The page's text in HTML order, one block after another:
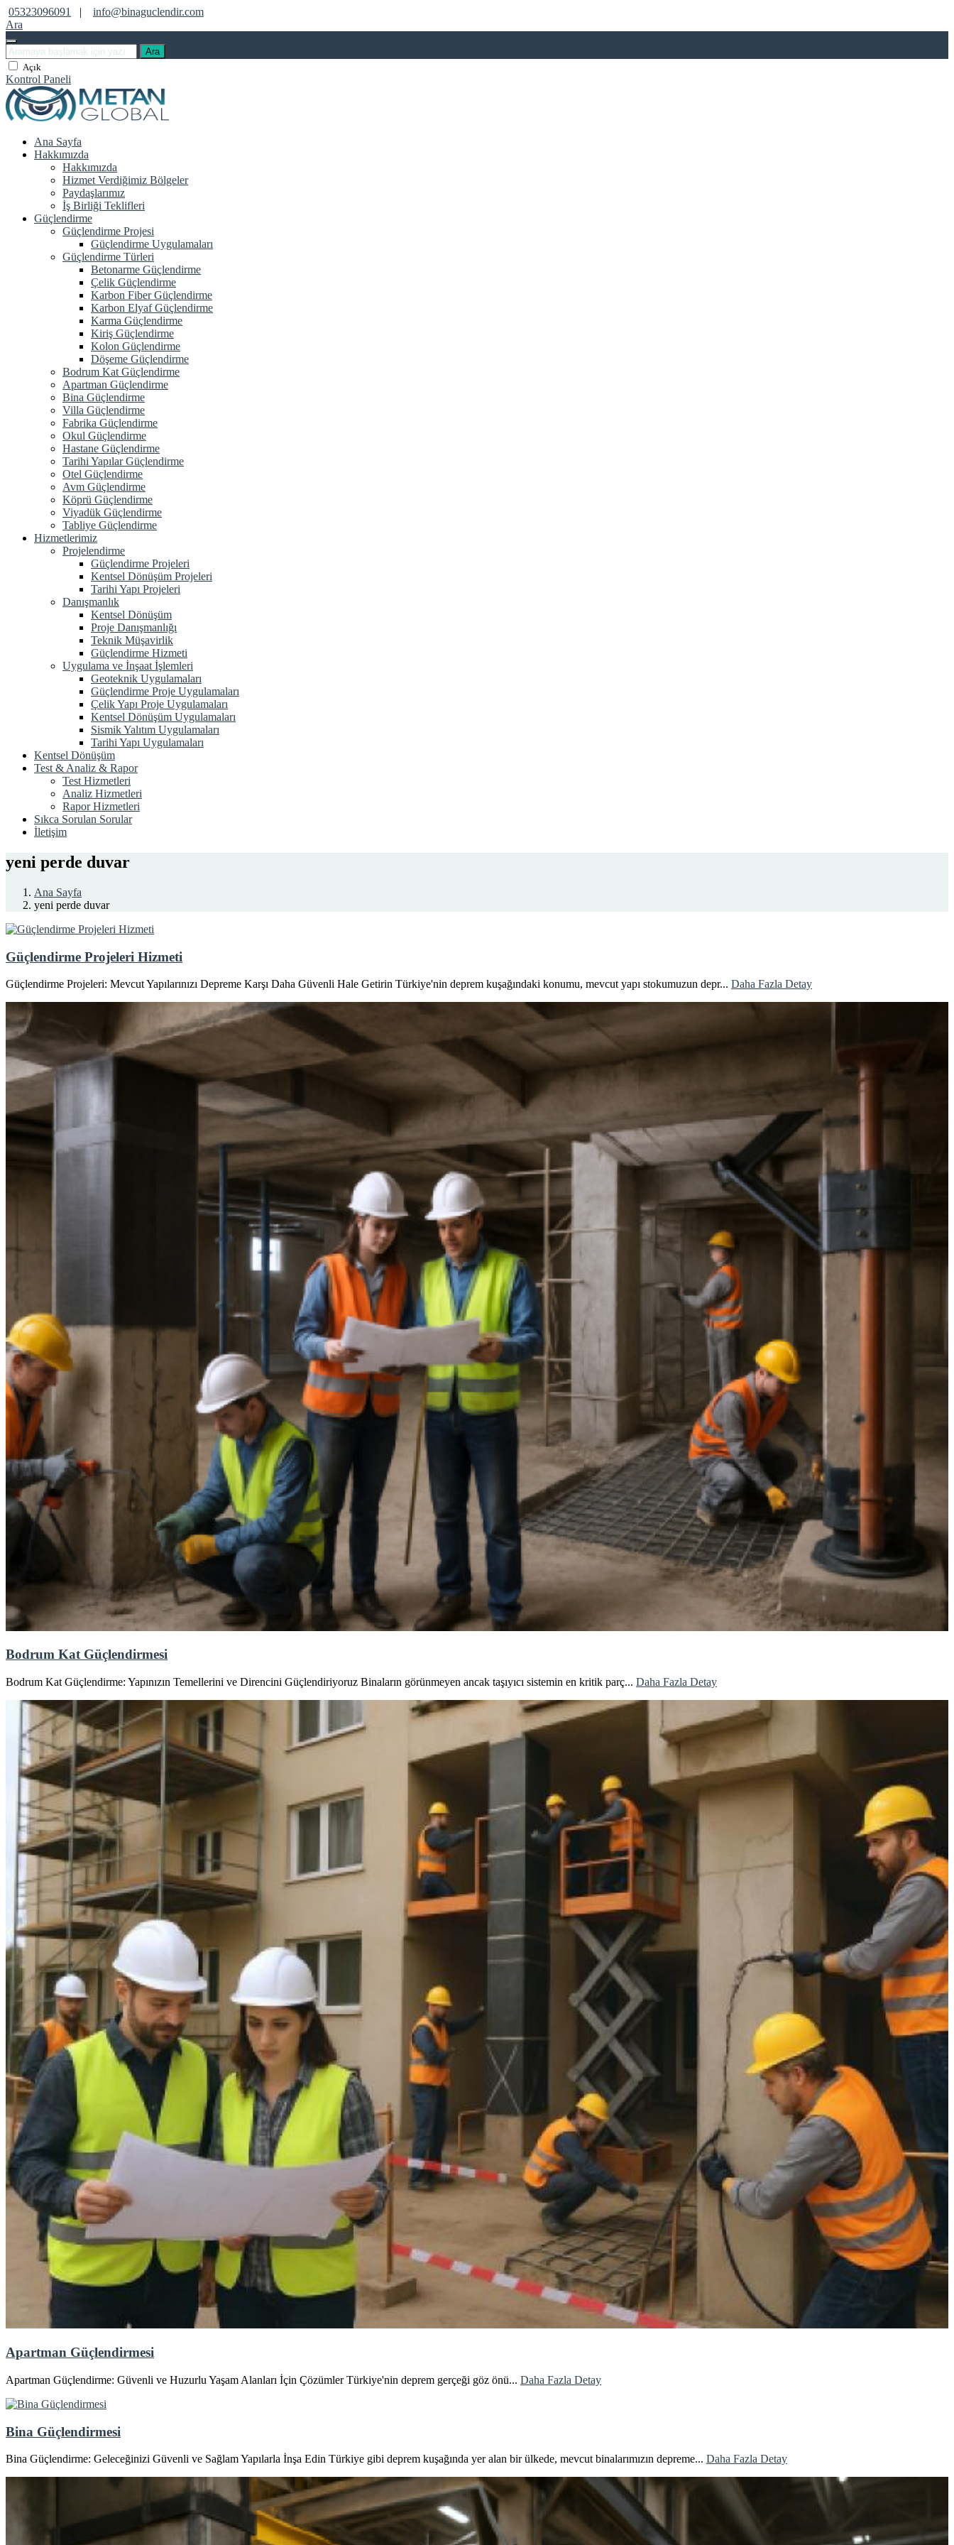
05323096091 |
info@binaguclendir.com
Ara
Ara
Açık
Kontrol Paneli
Ana Sayfa
Hakkımızda
Hakkımızda
Hizmet Verdiğimiz Bölgeler
Paydaşlarımız
İş Birliği Teklifleri
Güçlendirme
Güçlendirme Projesi
Güçlendirme Uygulamaları
Güçlendirme Türleri
Betonarme Güçlendirme
Çelik Güçlendirme
Karbon Fiber Güçlendirme
Karbon Elyaf Güçlendirme
Karma Güçlendirme
Kiriş Güçlendirme
Kolon Güçlendirme
Döşeme Güçlendirme
Bodrum Kat Güçlendirme
Apartman Güçlendirme
Bina Güçlendirme
Villa Güçlendirme
Fabrika Güçlendirme
Okul Güçlendirme
Hastane Güçlendirme
Tarihi Yapılar Güçlendirme
Otel Güçlendirme
Avm Güçlendirme
Köprü Güçlendirme
Viyadük Güçlendirme
Tabliye Güçlendirme
Hizmetlerimiz
Projelendirme
Güçlendirme Projeleri
Kentsel Dönüşüm Projeleri
Tarihi Yapı Projeleri
Danışmanlık
Kentsel Dönüşüm
Proje Danışmanlığı
Teknik Müşavirlik
Güçlendirme Hizmeti
Uygulama ve İnşaat İşlemleri
Geoteknik Uygulamaları
Güçlendirme Proje Uygulamaları
Çelik Yapı Proje Uygulamaları
Kentsel Dönüşüm Uygulamaları
Sismik Yalıtım Uygulamaları
Tarihi Yapı Uygulamaları
Kentsel Dönüşüm
Test & Analiz & Rapor
Test Hizmetleri
Analiz Hizmetleri
Rapor Hizmetleri
Sıkca Sorulan Sorular
İletişim
yeni perde duvar
Ana Sayfa
yeni perde duvar
Güçlendirme Projeleri Hizmeti
Güçlendirme Projeleri: Mevcut Yapılarınızı Depreme Karşı Daha Güvenli Hale Getirin Türkiye'nin deprem kuşağındaki konumu, mevcut yapı stokumuzun depr... Daha Fazla Detay
Bodrum Kat Güçlendirmesi
Bodrum Kat Güçlendirme: Yapınızın Temellerini ve Direncini Güçlendiriyoruz Binaların görünmeyen ancak taşıyıcı sistemin en kritik parç... Daha Fazla Detay
Apartman Güçlendirmesi
Apartman Güçlendirme: Güvenli ve Huzurlu Yaşam Alanları İçin Çözümler Türkiye'nin deprem gerçeği göz önü... Daha Fazla Detay
Bina Güçlendirmesi
Bina Güçlendirme: Geleceğinizi Güvenli ve Sağlam Yapılarla İnşa Edin Türkiye gibi deprem kuşağında yer alan bir ülkede, mevcut binalarımızın depreme... Daha Fazla Detay